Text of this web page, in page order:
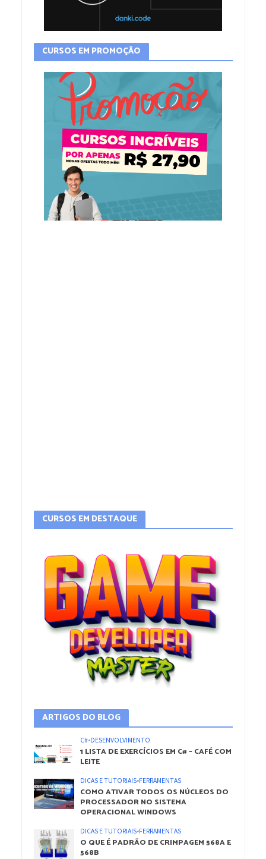
CURSOS EM PROMOÇÃO
CURSOS EM DESTAQUE
ARTIGOS DO BLOG
C#•DESENVOLVIMENTO
1 LISTA DE EXERCÍCIOS EM C# – CAFÉ COM
LEITE
DICAS E TUTORIAIS•FERRAMENTAS
COMO ATIVAR TODOS OS NÚCLEOS DO
PROCESSADOR NO SISTEMA
OPERACIONAL WINDOWS
DICAS E TUTORIAIS•FERRAMENTAS
O QUE É PADRÃO DE CRIMPAGEM 568A E
568B